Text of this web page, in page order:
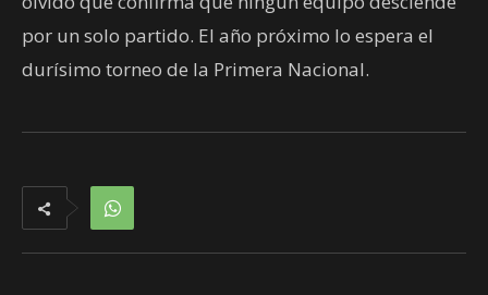
por un solo partido. El año próximo lo espera el
durísimo torneo de la Primera Nacional.